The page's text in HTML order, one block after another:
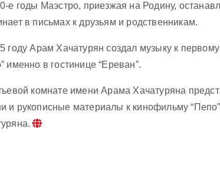
е годы Маэстро, приезжая на Родину,
в письмах к друзьям и родственникам.
году Арам Хачатурян создал музыку к
именно в гостинице “Ереван”.
комнате имени Арама Хачатуряна
и рукописные материалы к кинофильму